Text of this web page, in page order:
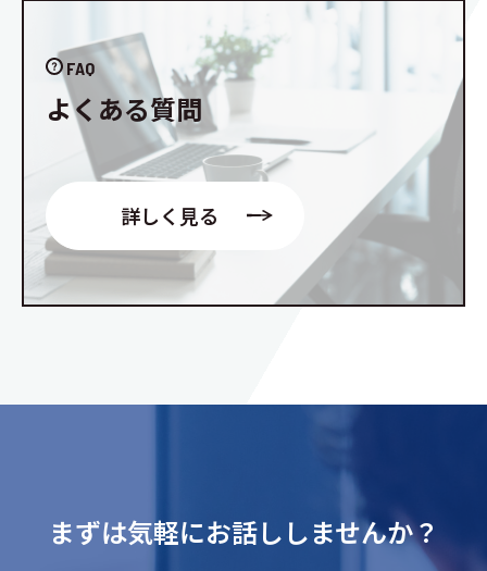
FAQ
よくある質問
詳しく見る
まずは気軽にお話ししませんか？